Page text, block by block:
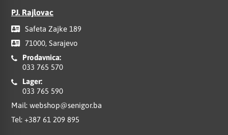
PJ. Rajlovac
Safeta Zajke 189
71000, Sarajevo
Prodavnica:
033 765 570
Lager:
033 765 590
Mail: webshop@senigor.ba
Tel: +387 61 209 895